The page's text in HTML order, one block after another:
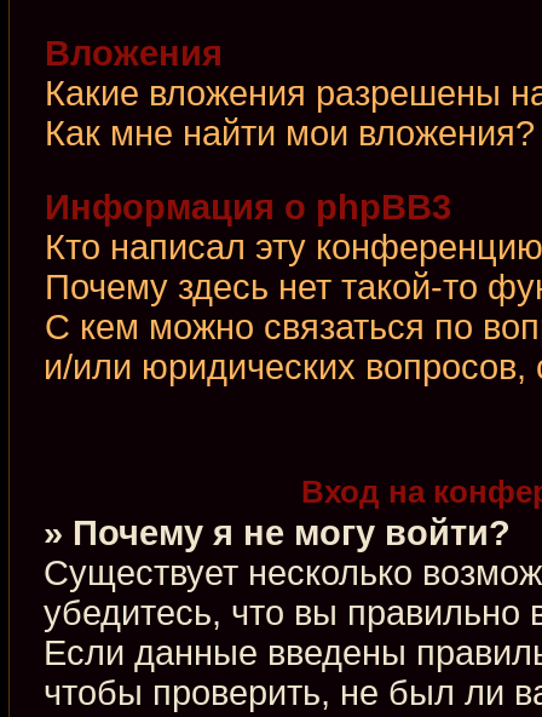
Вложения
Какие вложения разрешены
Как мне найти мои вложения?
Информация о phpBB3
Кто написал эту
Почему здесь нет такой-то
С кем можно связаться по
и/или юридических
Вход на
» Почему я не могу войти?
Существует несколько
убедитесь, что вы правильно
Если данные введены
чтобы проверить, не был ли